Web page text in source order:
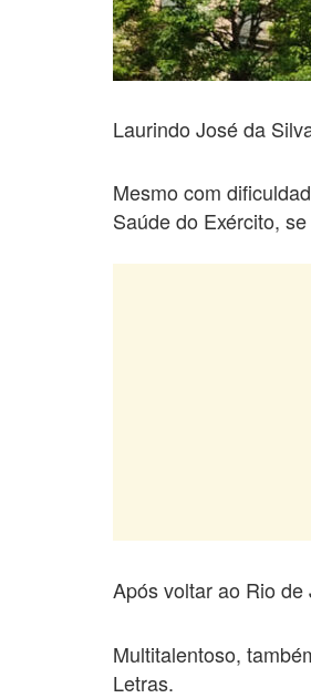
Laurindo José da
Mesmo com
Saúde do Exército,
Após voltar ao Rio
Multitalentoso,
Letras.